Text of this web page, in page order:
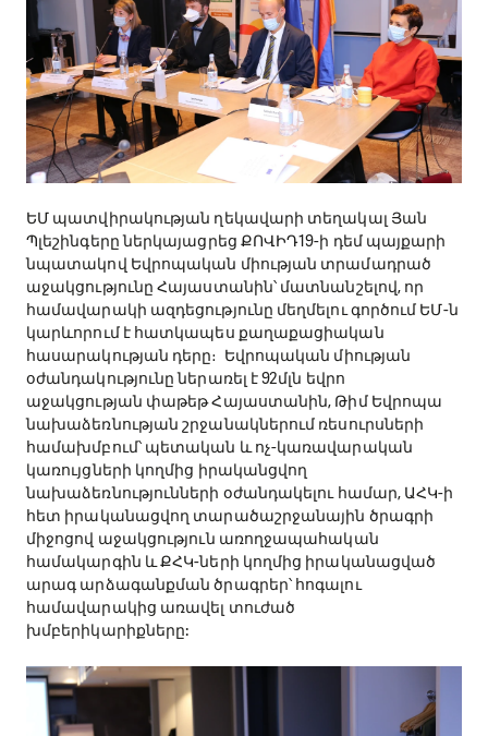
ԵՄ պատվիրակության ղեկավարի տեղակալ Յան
Պլեշինգերը ներկայացրեց ՔՈՎԻԴ19-ի դեմ պայքարի
նպատակով Եվրոպական միության տրամադրած
աջակցությունը Հայաստանին՝ մատնանշելով, որ
համավարակի ազդեցությունը մեղմելու գործում ԵՄ-ն
կարևորում է հատկապես քաղաքացիական
հասարակության դերը։ Եվրոպական միության
օժանդակությունը ներառել է 92մլն եվրո
աջակցության փաթեթ Հայաստանին, Թիմ Եվրոպա
նախաձեռնության շրջանակներում ռեսուրսների
համախմբում՝ պետական և ոչ-կառավարական
կառույցների կողմից իրականցվող
նախաձեռնությունների օժանդակելու համար, ԱՀԿ-ի
հետ իրականացվող տարածաշրջանային ծրագրի
միջոցով աջակցություն առողջապահական
համակարգին և ՔՀԿ-ների կողմից իրականացված
արագ արձագանքման ծրագրեր՝ հոգալու
համավարակից առավել տուժած
խմբերիկարիքները: